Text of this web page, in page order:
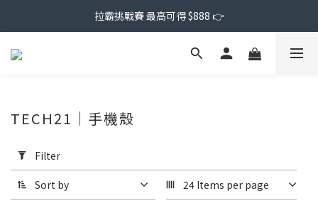
拉霸挑戰賽 最高可得 $888 👉
Filter
(0/20)
TECH21｜手機殼
Filter
Sort by 24 Items per page